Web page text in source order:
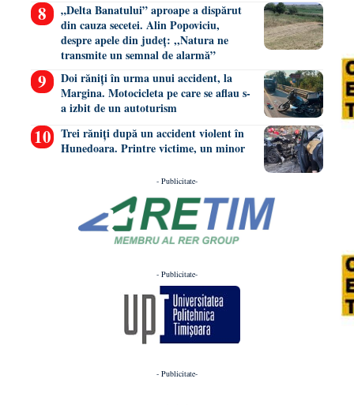
„Delta Banatului” aproape a dispărut
din cauza secetei. Alin Popoviciu,
despre apele din județ: ,,Natura ne
transmite un semnal de alarmă”
Doi răniți în urma unui accident, la
Margina. Motocicleta pe care se aflau s-
a izbit de un autoturism
Trei răniți după un accident violent în
Hunedoara. Printre victime, un minor
- Publicitate-
- Publicitate-
- Publicitate-